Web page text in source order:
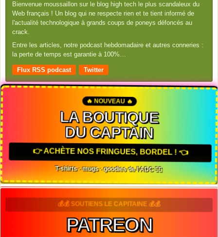
Bienvenue moussaillon sur le blog high tech le plus scandaleux du
Web français ! Un blog qui ne respecte rien et te tient informé de
l'actualité technologique à grands coups de poneys défoncés au
crack.
Entre les articles, notre podcast hebdomadaire et autres conneries :
la perte de temps est garantie à 100%…
Flux RSS podcast Twitter
🔥 NOUVEAU 🔥
LA BOUTIQUE
DU CAPTAIN
👉 ACHÈTE NOS FRINGUES, BORDEL ! 👈
T-shirts · mugs · goodies de l'ADC 🏴‍☠️
💰💰 SOUTIENS LE CAPITAINE 💰💰
PATREON